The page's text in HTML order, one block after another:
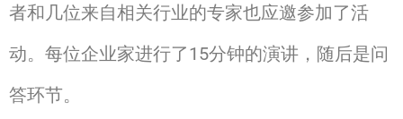
者和几位来自相关行业的专家也应邀参加了活
动。每位企业家进行了15分钟的演讲，随后是问
答环节。